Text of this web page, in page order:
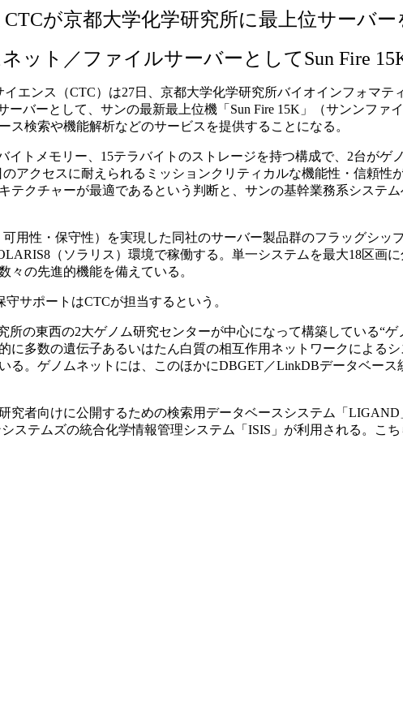
が京都大学化学研究所に最上位サーバー
ット／ファイルサーバーとしてSun Fire
エンス（CTC）は27日、京都大学化学研究所バイオインフォマ
バーとして、サンの最新最上位機「Sun Fire 15K」（サンンファ
検索や機能解析などのサービスを提供することになる。
トメモリー、15テラバイトのストレージを持つ構成で、2台がゲ
アクセスに耐えられるミッションクリティカルな機能性・信頼
クチャーが最適であるという判断と、サンの基幹業務系システ
用性・保守性）を実現した同社のサーバー製品群のフラッグシッ
（ソラリス）環境で稼働する。単一システムを最大18区画
々の先進的機能を備えている。
サポートはCTCが担当するという。
の東西の2大ゲノム研究センターが中心になって構築している“
に多数の遺伝子あるいはたん白質の相互作用ネットワークによる
る。ゲノムネットには、このほかにDBGET／LinkDBデータベー
者向けに公開するための検索用データベースシステム「
ステムズの統合化学情報管理システム「ISIS」が利用される。こ